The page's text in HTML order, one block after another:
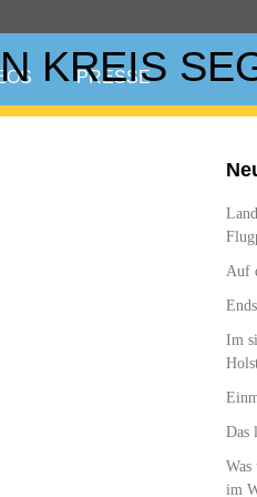
PRESSE
Auf
Im
Das
im